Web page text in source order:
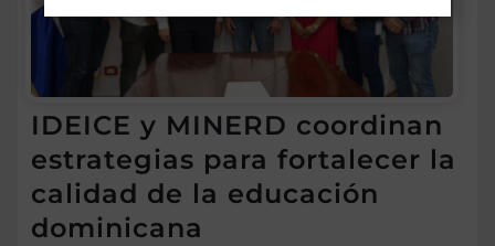
IDEICE y MINERD coordinan
estrategias para fortalecer la
calidad de la educación
dominicana